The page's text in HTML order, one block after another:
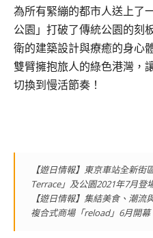
為所有緊繃的都市人送上了
公園」打破了傳統公園的刻
衛的建築設計與療癒的身心
雙臂擁抱旅人的綠色港灣，
切換到慢活節奏！
【遊日情報】東京車站全新街
Terrace」及公園2021年7月登
【遊日情報】集結美食、潮
複合式商場「reload」6月開幕